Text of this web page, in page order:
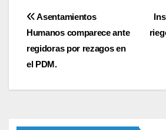
Navegación
de
entradas
Asentamientos
Humanos comparece ante
regidoras por rezagos en
el PDM.